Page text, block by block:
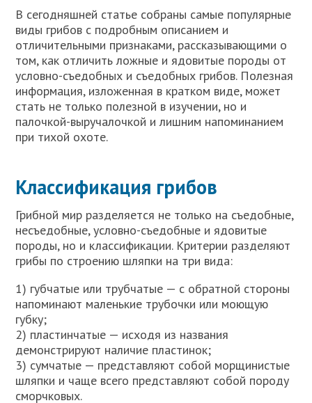
В сегодняшней статье собраны самые популярные
виды грибов с подробным описанием и
отличительными признаками, рассказывающими о
том, как отличить ложные и ядовитые породы от
условно-съедобных и съедобных грибов. Полезная
информация, изложенная в кратком виде, может
стать не только полезной в изучении, но и
палочкой-выручалочкой и лишним напоминанием
при тихой охоте.
Классификация грибов
Грибной мир разделяется не только на съедобные,
несъедобные, условно-съедобные и ядовитые
породы, но и классификации. Критерии разделяют
грибы по строению шляпки на три вида:
1) губчатые или трубчатые — с обратной стороны
напоминают маленькие трубочки или моющую
губку;
2) пластинчатые — исходя из названия
демонстрируют наличие пластинок;
3) сумчатые — представляют собой морщинистые
шляпки и чаще всего представляют собой породу
сморчковых.